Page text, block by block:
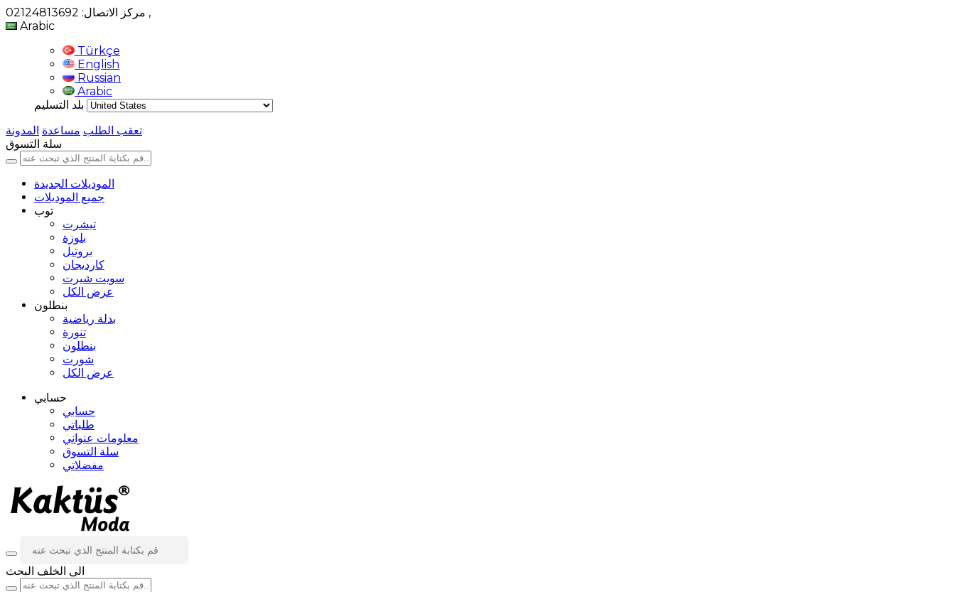
,
Arabic
Türkçe
English
Russian
Arabic
بلد التسليم
تعقب الطلب مساعدة المدونة
سلة التسوق
الموديلات الجديدة
جميع الموديلات
توب
تيشرت
بلوزة
بروتيل
كارديجان
سويت شيرت
عرض الكل
بنطلون
بدلة رياضية
تنورة
بنطلون
شورت
عرض الكل
حسابي
حسابي
طلباتي
معلومات عنواني
سلة التسوق
مفضلاتي
الى الخلف البحث